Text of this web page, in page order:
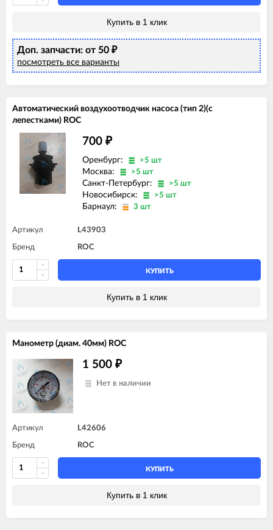
Купить в 1 клик
Доп. запчасти: от 50 ₽
посмотреть все варианты
Автоматический воздухоотводчик насоса (тип 2)(c
лепестками) ROC
700 ₽
Оренбург: >5 шт
Москва: >5 шт
Санкт-Петербург: >5 шт
Новосибирск: >5 шт
Барнаул: 3 шт
Артикул L43903
Бренд ROC
КУПИТЬ
Купить в 1 клик
Манометр (диам. 40мм) ROC
1 500 ₽
Нет в наличии
Артикул L42606
Бренд ROC
КУПИТЬ
Купить в 1 клик